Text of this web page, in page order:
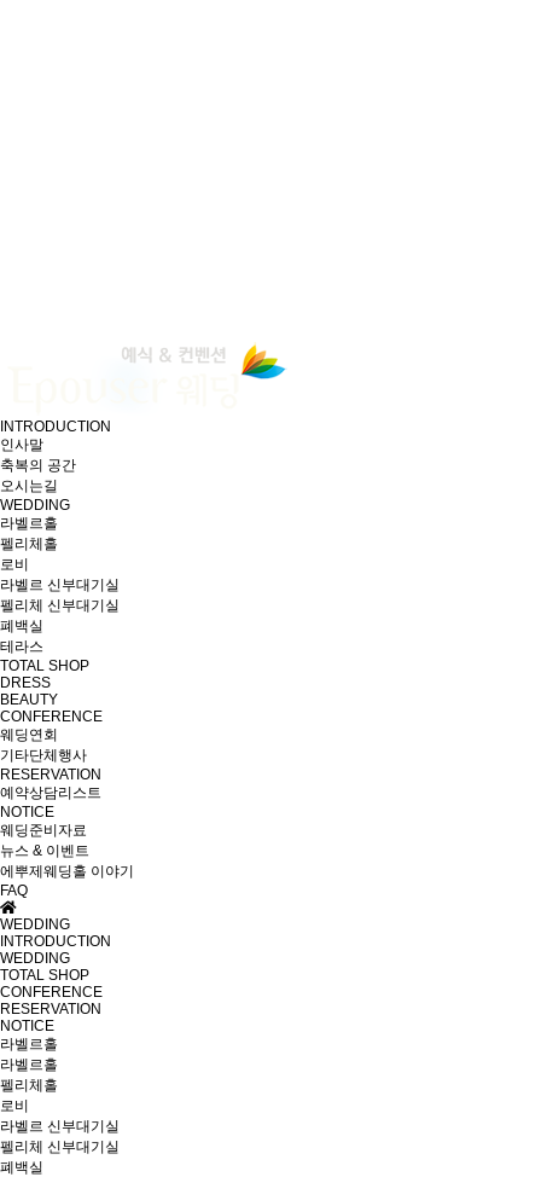
INTRODUCTION
인사말
축복의 공간
오시는길
WEDDING
라벨르홀
펠리체홀
로비
라벨르 신부대기실
펠리체 신부대기실
폐백실
테라스
TOTAL SHOP
DRESS
BEAUTY
CONFERENCE
웨딩연회
기타단체행사
RESERVATION
예약상담리스트
NOTICE
웨딩준비자료
뉴스 & 이벤트
에뿌제웨딩홀 이야기
FAQ
WEDDING
INTRODUCTION
WEDDING
TOTAL SHOP
CONFERENCE
RESERVATION
NOTICE
라벨르홀
라벨르홀
펠리체홀
로비
라벨르 신부대기실
펠리체 신부대기실
폐백실